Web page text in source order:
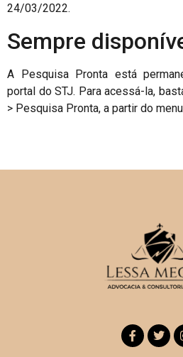
24/03/2022.
Sempre
A Pesquisa Pronta está
portal do STJ. Para acessá-la,
> Pesquisa Pronta, a partir do